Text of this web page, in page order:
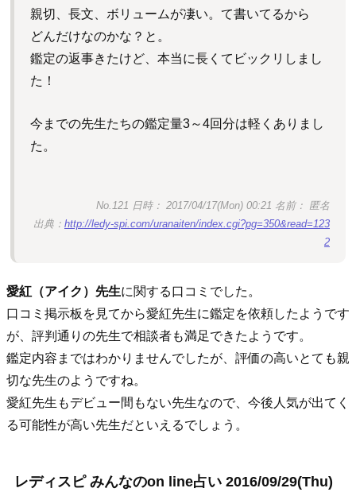
親切、長文、ボリュームが凄い。て書いてるから
どんだけなのかな？と。
鑑定の返事きたけど、本当に長くてビックリしまし
た！
今までの先生たちの鑑定量3～4回分は軽くありまし
た。
No.121 日時： 2017/04/17(Mon) 00:21 名前： 匿名
出典： http://ledy-spi.com/uranaiten/index.cgi?pg=350&read=123
2
愛紅（アイク）先生に関する口コミでした。
口コミ掲示板を見てから愛紅先生に鑑定を依頼したようです
が、評判通りの先生で相談者も満足できたようです。
鑑定内容まではわかりませんでしたが、評価の高いとても親
切な先生のようですね。
愛紅先生もデビュー間もない先生なので、今後人気が出てく
る可能性が高い先生だといえるでしょう。
レディスピ みんなのon line占い 2016/09/29(Thu)